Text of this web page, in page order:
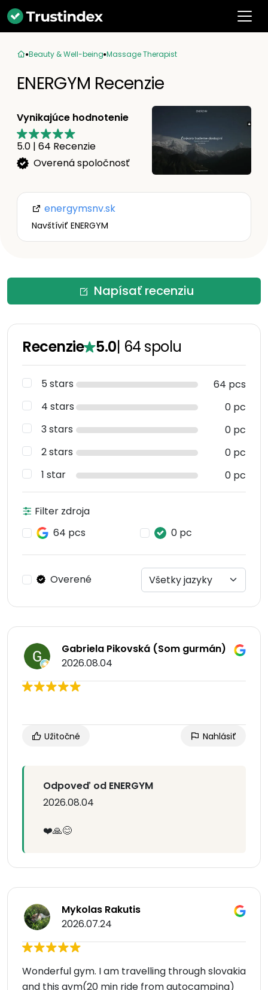
Beauty & Well-being Massage Therapist
ENERGYM Recenzie
Vynikajúce hodnotenie
5.0 | 64 Recenzie
Overená spoločnosť
energymsnv.sk
Navštíviť ENERGYM
Napísať recenziu
Recenzie 5.0| 64 spolu
5 stars
64 pcs
4 stars
0 pc
3 stars
0 pc
2 stars
0 pc
1 star
0 pc
Filter zdroja
64 pcs
0 pc
Overené
Gabriela Pikovská (Som gurmán)
2026.08.04
Užitočné Nahlásiť
Odpoveď od ENERGYM
2026.08.04
❤️🙏😊
Mykolas Rakutis
2026.07.24
Wonderful gym. I am travelling through slovakia
and this gym(20 min ride from autocamping)